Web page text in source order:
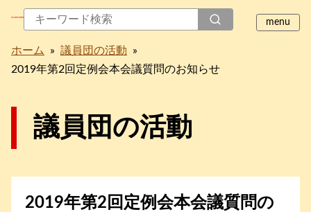
ホーム » 議員団の活動
»
2019年第2回定例会本会議質問のお知らせ
議員団の活動
2019年第2回定例会本会議質問の